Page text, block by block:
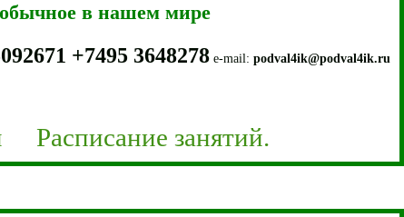
в нашем мире
+7495 3648278 e-mail: podval4ik@podval4ik.ru
Расписание занятий.